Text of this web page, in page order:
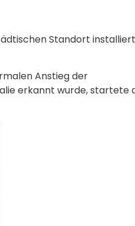
Standort
Anstieg der
erkannt wurde, startete